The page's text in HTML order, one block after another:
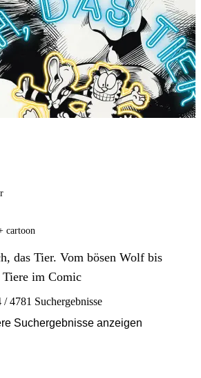
cartoon
das Tier. Vom bösen Wolf bis
im Comic
/ 4781 Suchergebnisse
Suchergebnisse anzeigen